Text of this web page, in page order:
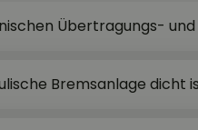
Übertragungs-
Bremsanlage dicht